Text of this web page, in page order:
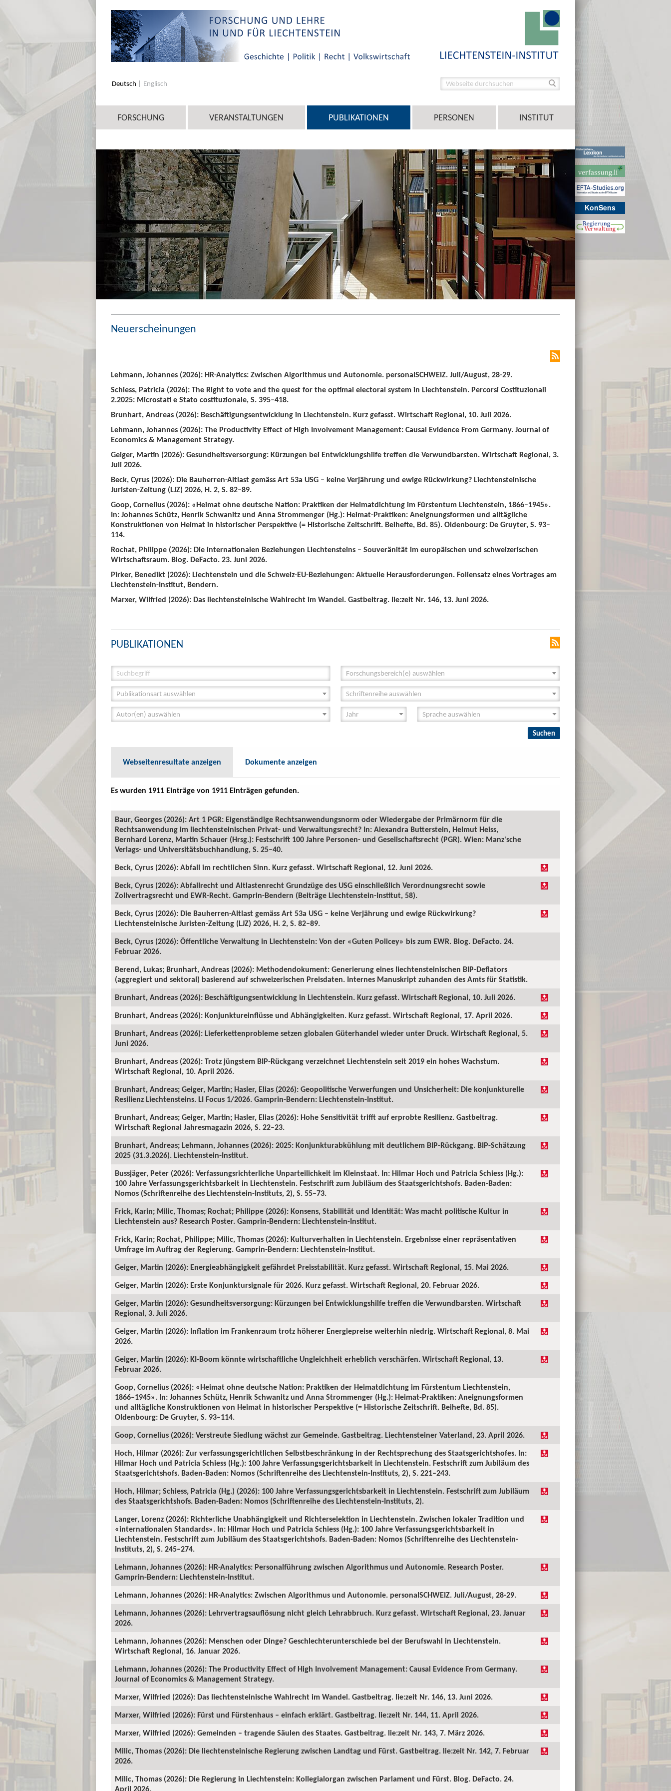
KonSens
Deutsch Englisch
FORSCHUNG VERANSTALTUNGEN PUBLIKATIONEN PERSONEN INSTITUT
Neuerscheinungen
Lehmann, Johannes (2026): HR-Analytics: Zwischen Algorithmus und Autonomie. personalSCHWEIZ. Juli/August, 28-29.
Schiess, Patricia (2026): The Right to vote and the quest for the optimal electoral system in Liechtenstein. Percorsi Costituzionali
2.2025: Microstati e Stato costituzionale, S. 395–418.
Brunhart, Andreas (2026): Beschäftigungsentwicklung in Liechtenstein. Kurz gefasst. Wirtschaft Regional, 10. Juli 2026.
Lehmann, Johannes (2026): The Productivity Effect of High Involvement Management: Causal Evidence From Germany. Journal of
Economics & Management Strategy.
Geiger, Martin (2026): Gesundheitsversorgung: Kürzungen bei Entwicklungshilfe treffen die Verwundbarsten. Wirtschaft Regional, 3.
Juli 2026.
Beck, Cyrus (2026): Die Bauherren-Altlast gemäss Art 53a USG – keine Verjährung und ewige Rückwirkung? Liechtensteinische
Juristen-Zeitung (LJZ) 2026, H. 2, S. 82–89.
Goop, Cornelius (2026): «Heimat ohne deutsche Nation: Praktiken der Heimatdichtung im Fürstentum Liechtenstein, 1866–1945».
In: Johannes Schütz, Henrik Schwanitz und Anna Strommenger (Hg.): Heimat-Praktiken: Aneignungsformen und alltägliche
Konstruktionen von Heimat in historischer Perspektive (= Historische Zeitschrift. Beihefte, Bd. 85). Oldenbourg: De Gruyter, S. 93–
114.
Rochat, Philippe (2026): Die internationalen Beziehungen Liechtensteins – Souveränität im europäischen und schweizerischen
Wirtschaftsraum. Blog. DeFacto. 23. Juni 2026.
Pirker, Benedikt (2026): Liechtenstein und die Schweiz-EU-Beziehungen: Aktuelle Herausforderungen. Foliensatz eines Vortrages am
Liechtenstein-Institut, Bendern.
Marxer, Wilfried (2026): Das liechtensteinische Wahlrecht im Wandel. Gastbeitrag. lie:zeit Nr. 146, 13. Juni 2026.
PUBLIKATIONEN
Forschungsbereich(e) auswählen
Publikationsart auswählen Schriftenreihe auswählen
Autor(en) auswählen
Webseitenresultate anzeigen Dokumente anzeigen
Es wurden 1911 Einträge von 1911 Einträgen gefunden.
Baur, Georges (2026): Art 1 PGR: Eigenständige Rechtsanwendungsnorm oder Wiedergabe der Primärnorm für die
Rechtsanwendung im liechtensteinischen Privat- und Verwaltungsrecht? In: Alexandra Butterstein, Helmut Heiss,
Bernhard Lorenz, Martin Schauer (Hrsg.): Festschrift 100 Jahre Personen- und Gesellschaftsrecht (PGR). Wien: Manz'sche
Verlags- und Universitätsbuchhandlung, S. 25–40.
Beck, Cyrus (2026): Abfall im rechtlichen Sinn. Kurz gefasst. Wirtschaft Regional, 12. Juni 2026.
Beck, Cyrus (2026): Abfallrecht und Altlastenrecht Grundzüge des USG einschließlich Verordnungsrecht sowie
Zollvertragsrecht und EWR-Recht. Gamprin-Bendern (Beiträge Liechtenstein-Institut, 58).
Beck, Cyrus (2026): Die Bauherren-Altlast gemäss Art 53a USG – keine Verjährung und ewige Rückwirkung?
Liechtensteinische Juristen-Zeitung (LJZ) 2026, H. 2, S. 82–89.
Beck, Cyrus (2026): Öffentliche Verwaltung in Liechtenstein: Von der «Guten Policey» bis zum EWR. Blog. DeFacto. 24.
Februar 2026.
Berend, Lukas; Brunhart, Andreas (2026): Methodendokument: Generierung eines liechtensteinischen BIP-Deflators
(aggregiert und sektoral) basierend auf schweizerischen Preisdaten. Internes Manuskript zuhanden des Amts für Statistik.
Brunhart, Andreas (2026): Beschäftigungsentwicklung in Liechtenstein. Kurz gefasst. Wirtschaft Regional, 10. Juli 2026.
Brunhart, Andreas (2026): Konjunktureinflüsse und Abhängigkeiten. Kurz gefasst. Wirtschaft Regional, 17. April 2026.
Brunhart, Andreas (2026): Lieferkettenprobleme setzen globalen Güterhandel wieder unter Druck. Wirtschaft Regional, 5.
Juni 2026.
Brunhart, Andreas (2026): Trotz jüngstem BIP-Rückgang verzeichnet Liechtenstein seit 2019 ein hohes Wachstum.
Wirtschaft Regional, 10. April 2026.
Brunhart, Andreas; Geiger, Martin; Hasler, Elias (2026): Geopolitische Verwerfungen und Unsicherheit: Die konjunkturelle
Resilienz Liechtensteins. LI Focus 1/2026. Gamprin-Bendern: Liechtenstein-Institut.
Brunhart, Andreas; Geiger, Martin; Hasler, Elias (2026): Hohe Sensitivität trifft auf erprobte Resilienz. Gastbeitrag.
Wirtschaft Regional Jahresmagazin 2026, S. 22–23.
Brunhart, Andreas; Lehmann, Johannes (2026): 2025: Konjunkturabkühlung mit deutlichem BIP-Rückgang. BIP-Schätzung
2025 (31.3.2026). Liechtenstein-Institut.
Bussjäger, Peter (2026): Verfassungsrichterliche Unparteilichkeit im Kleinstaat. In: Hilmar Hoch und Patricia Schiess (Hg.):
100 Jahre Verfassungsgerichtsbarkeit in Liechtenstein. Festschrift zum Jubiläum des Staatsgerichtshofs. Baden-Baden:
Nomos (Schriftenreihe des Liechtenstein-Instituts, 2), S. 55–73.
Frick, Karin; Milic, Thomas; Rochat; Philippe (2026): Konsens, Stabilität und Identität: Was macht politische Kultur in
Liechtenstein aus? Research Poster. Gamprin-Bendern: Liechtenstein-Institut.
Frick, Karin; Rochat, Philippe; Milic, Thomas (2026): Kulturverhalten in Liechtenstein. Ergebnisse einer repräsentativen
Umfrage im Auftrag der Regierung. Gamprin-Bendern: Liechtenstein-Institut.
Geiger, Martin (2026): Energieabhängigkeit gefährdet Preisstabilität. Kurz gefasst. Wirtschaft Regional, 15. Mai 2026.
Geiger, Martin (2026): Erste Konjunktursignale für 2026. Kurz gefasst. Wirtschaft Regional, 20. Februar 2026.
Geiger, Martin (2026): Gesundheitsversorgung: Kürzungen bei Entwicklungshilfe treffen die Verwundbarsten. Wirtschaft
Regional, 3. Juli 2026.
Geiger, Martin (2026): Inflation im Frankenraum trotz höherer Energiepreise weiterhin niedrig. Wirtschaft Regional, 8. Mai
2026.
Geiger, Martin (2026): KI-Boom könnte wirtschaftliche Ungleichheit erheblich verschärfen. Wirtschaft Regional, 13.
Februar 2026.
Goop, Cornelius (2026): «Heimat ohne deutsche Nation: Praktiken der Heimatdichtung im Fürstentum Liechtenstein,
1866–1945». In: Johannes Schütz, Henrik Schwanitz und Anna Strommenger (Hg.): Heimat-Praktiken: Aneignungsformen
und alltägliche Konstruktionen von Heimat in historischer Perspektive (= Historische Zeitschrift. Beihefte, Bd. 85).
Oldenbourg: De Gruyter, S. 93–114.
Goop, Cornelius (2026): Verstreute Siedlung wächst zur Gemeinde. Gastbeitrag. Liechtensteiner Vaterland, 23. April 2026.
Hoch, Hilmar (2026): Zur verfassungsgerichtlichen Selbstbeschränkung in der Rechtsprechung des Staatsgerichtshofes. In:
Hilmar Hoch und Patricia Schiess (Hg.): 100 Jahre Verfassungsgerichtsbarkeit in Liechtenstein. Festschrift zum Jubiläum des
Staatsgerichtshofs. Baden-Baden: Nomos (Schriftenreihe des Liechtenstein-Instituts, 2), S. 221–243.
Hoch, Hilmar; Schiess, Patricia (Hg.) (2026): 100 Jahre Verfassungsgerichtsbarkeit in Liechtenstein. Festschrift zum Jubiläum
des Staatsgerichtshofs. Baden-Baden: Nomos (Schriftenreihe des Liechtenstein-Instituts, 2).
Langer, Lorenz (2026): Richterliche Unabhängigkeit und Richterselektion in Liechtenstein. Zwischen lokaler Tradition und
«internationalen Standards». In: Hilmar Hoch und Patricia Schiess (Hg.): 100 Jahre Verfassungsgerichtsbarkeit in
Liechtenstein. Festschrift zum Jubiläum des Staatsgerichtshofs. Baden-Baden: Nomos (Schriftenreihe des Liechtenstein-
Instituts, 2), S. 245–274.
Lehmann, Johannes (2026): HR-Analytics: Personalführung zwischen Algorithmus und Autonomie. Research Poster.
Gamprin-Bendern: Liechtenstein-Institut.
Lehmann, Johannes (2026): HR-Analytics: Zwischen Algorithmus und Autonomie. personalSCHWEIZ. Juli/August, 28-29.
Lehmann, Johannes (2026): Lehrvertragsauflösung nicht gleich Lehrabbruch. Kurz gefasst. Wirtschaft Regional, 23. Januar
2026.
Lehmann, Johannes (2026): Menschen oder Dinge? Geschlechterunterschiede bei der Berufswahl in Liechtenstein.
Wirtschaft Regional, 16. Januar 2026.
Lehmann, Johannes (2026): The Productivity Effect of High Involvement Management: Causal Evidence From Germany.
Journal of Economics & Management Strategy.
Marxer, Wilfried (2026): Das liechtensteinische Wahlrecht im Wandel. Gastbeitrag. lie:zeit Nr. 146, 13. Juni 2026.
Marxer, Wilfried (2026): Fürst und Fürstenhaus – einfach erklärt. Gastbeitrag. lie:zeit Nr. 144, 11. April 2026.
Marxer, Wilfried (2026): Gemeinden – tragende Säulen des Staates. Gastbeitrag. lie:zeit Nr. 143, 7. März 2026.
Milic, Thomas (2026): Die liechtensteinische Regierung zwischen Landtag und Fürst. Gastbeitrag. lie:zeit Nr. 142, 7. Februar
2026.
Milic, Thomas (2026): Die Regierung in Liechtenstein: Kollegialorgan zwischen Parlament und Fürst. Blog. DeFacto. 24.
April 2026.